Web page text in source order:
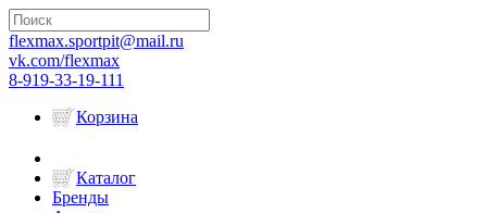
flexmax.sportpit@mail.ru
vk.com/flexmax
8-919-33-19-111
Корзина
Каталог
Бренды